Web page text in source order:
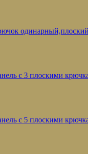
с 3 плоскими
с 5 плоскими